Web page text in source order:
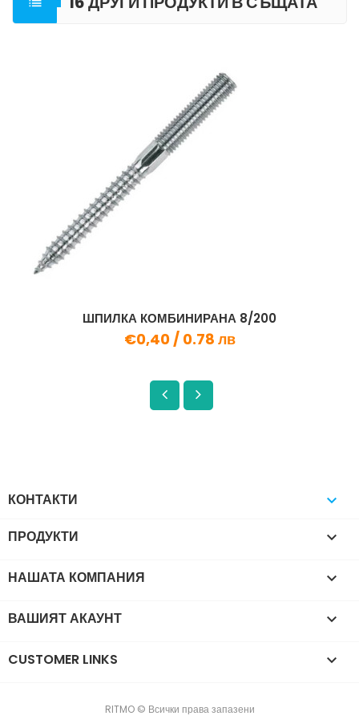
ШПИЛКА КОМБИНИРАНА 8/200
€0,40 / 0.78 лв
КОНТАКТИ 
ПРОДУКТИ 
НАШАТА КОМПАНИЯ 
ВАШИЯТ АКАУНТ 
CUSTOMER LINKS 
RITMO © Всички права запазени